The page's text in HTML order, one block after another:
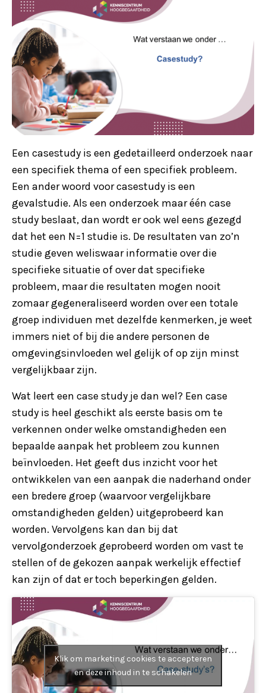
Een casestudy is een gedetailleerd onderzoek naar
een specifiek thema of een specifiek probleem.
Een ander woord voor casestudy is een
gevalstudie. Als een onderzoek maar één case
study beslaat, dan wordt er ook wel eens gezegd
dat het een N=1 studie is. De resultaten van zo’n
studie geven weliswaar informatie over die
specifieke situatie of over dat specifieke
probleem, maar die resultaten mogen nooit
zomaar gegeneraliseerd worden over een totale
groep individuen met dezelfde kenmerken, je weet
immers niet of bij die andere personen de
omgevingsinvloeden wel gelijk of op zijn minst
vergelijkbaar zijn.
Wat leert een case study je dan wel? Een case
study is heel geschikt als eerste basis om te
verkennen onder welke omstandigheden een
bepaalde aanpak het probleem zou kunnen
beïnvloeden. Het geeft dus inzicht voor het
ontwikkelen van een aanpak die naderhand onder
een bredere groep (waarvoor vergelijkbare
omstandigheden gelden) uitgeprobeerd kan
worden. Vervolgens kan dan bij dat
vervolgonderzoek geprobeerd worden om vast te
stellen of de gekozen aanpak werkelijk effectief
kan zijn of dat er toch beperkingen gelden.
Klik om marketing cookies te accepteren
en deze inhoud in te schakelen